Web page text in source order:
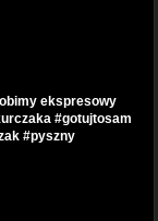
ekspresowy
#gotujtosam
#pyszny